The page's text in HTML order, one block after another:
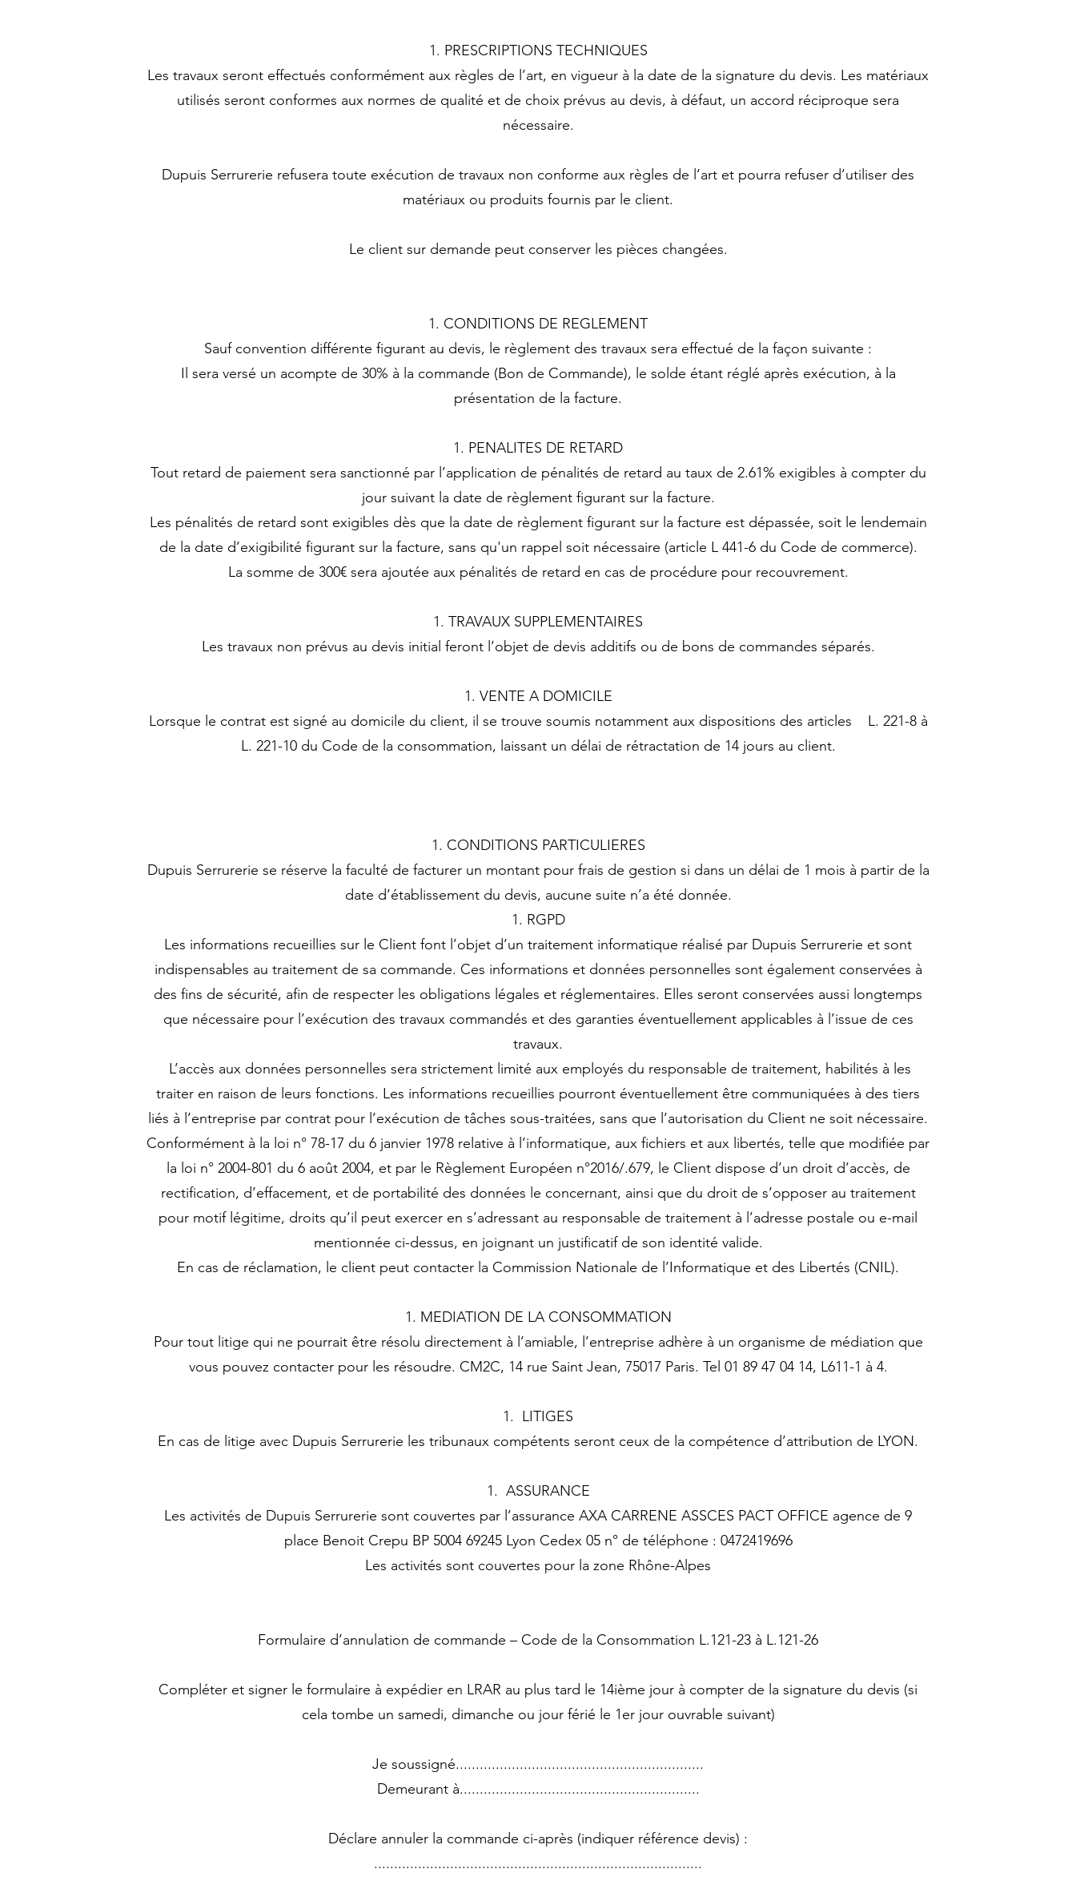
PRESCRIPTIONS TECHNIQUES
Les travaux seront effectués conformément aux règles de l’art, en vigueur à la date de la signature du devis. Les matériaux
utilisés seront conformes aux normes de qualité et de choix prévus au devis, à défaut, un accord réciproque sera
nécessaire.
Dupuis Serrurerie refusera toute exécution de travaux non conforme aux règles de l’art et pourra refuser d’utiliser des
matériaux ou produits fournis par le client.
Le client sur demande peut conserver les pièces changées.
CONDITIONS DE REGLEMENT
Sauf convention différente figurant au devis, le règlement des travaux sera effectué de la façon suivante :
Il sera versé un acompte de 30% à la commande (Bon de Commande), le solde étant réglé après exécution, à la
présentation de la facture.
PENALITES DE RETARD
Tout retard de paiement sera sanctionné par l’application de pénalités de retard au taux de 2.61% exigibles à compter du
jour suivant la date de règlement figurant sur la facture.
Les pénalités de retard sont exigibles dès que la date de règlement figurant sur la facture est dépassée, soit le lendemain
de la date d’exigibilité figurant sur la facture, sans qu'un rappel soit nécessaire (article L 441-6 du Code de commerce).
La somme de 300€ sera ajoutée aux pénalités de retard en cas de procédure pour recouvrement.
TRAVAUX SUPPLEMENTAIRES
Les travaux non prévus au devis initial feront l’objet de devis additifs ou de bons de commandes séparés.
VENTE A DOMICILE
Lorsque le contrat est signé au domicile du client, il se trouve soumis notamment aux dispositions des articles L. 221-8 à
L. 221-10 du Code de la consommation, laissant un délai de rétractation de 14 jours au client.
CONDITIONS PARTICULIERES
Dupuis Serrurerie se réserve la faculté de facturer un montant pour frais de gestion si dans un délai de 1 mois à partir de la
date d’établissement du devis, aucune suite n’a été donnée.
RGPD
Les informations recueillies sur le Client font l’objet d’un traitement informatique réalisé par Dupuis Serrurerie et sont
indispensables au traitement de sa commande. Ces informations et données personnelles sont également conservées à
des fins de sécurité, afin de respecter les obligations légales et réglementaires. Elles seront conservées aussi longtemps
que nécessaire pour l’exécution des travaux commandés et des garanties éventuellement applicables à l’issue de ces
travaux.
L’accès aux données personnelles sera strictement limité aux employés du responsable de traitement, habilités à les
traiter en raison de leurs fonctions. Les informations recueillies pourront éventuellement être communiquées à des tiers
liés à l’entreprise par contrat pour l’exécution de tâches sous-traitées, sans que l’autorisation du Client ne soit nécessaire.
Conformément à la loi n° 78-17 du 6 janvier 1978 relative à l’informatique, aux fichiers et aux libertés, telle que modifiée par
la loi n° 2004-801 du 6 août 2004, et par le Règlement Européen n°2016/.679, le Client dispose d’un droit d’accès, de
rectification, d’effacement, et de portabilité des données le concernant, ainsi que du droit de s’opposer au traitement
pour motif légitime, droits qu’il peut exercer en s’adressant au responsable de traitement à l’adresse postale ou e-mail
mentionnée ci-dessus, en joignant un justificatif de son identité valide.
En cas de réclamation, le client peut contacter la Commission Nationale de l’Informatique et des Libertés (CNIL).
MEDIATION DE LA CONSOMMATION
Pour tout litige qui ne pourrait être résolu directement à l’amiable, l’entreprise adhère à un organisme de médiation que
vous pouvez contacter pour les résoudre. CM2C, 14 rue Saint Jean, 75017 Paris. Tel 01 89 47 04 14, L611-1 à 4.
LITIGES
En cas de litige avec Dupuis Serrurerie les tribunaux compétents seront ceux de la compétence d’attribution de LYON.
ASSURANCE
Les activités de Dupuis Serrurerie sont couvertes par l’assurance AXA CARRENE ASSCES PACT OFFICE agence de 9
place Benoit Crepu BP 5004 69245 Lyon Cedex 05 n° de téléphone : 0472419696
Les activités sont couvertes pour la zone Rhône-Alpes
Formulaire d’annulation de commande – Code de la Consommation L.121-23 à L.121-26
Compléter et signer le formulaire à expédier en LRAR au plus tard le 14ième jour à compter de la signature du devis (si
cela tombe un samedi, dimanche ou jour férié le 1er jour ouvrable suivant)
Je soussigné..............................................................
Demeurant à............................................................
Déclare annuler la commande ci-après (indiquer référence devis) :
..................................................................................